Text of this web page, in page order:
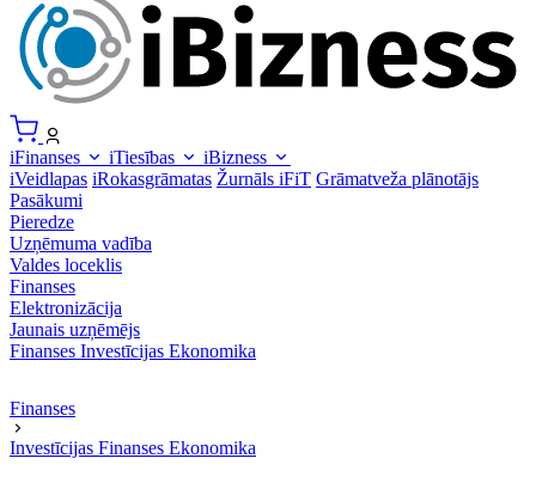
iFinanses iTiesības
iBizness
iVeidlapas iRokasgrāmatas Žurnāls iFiT Grāmatveža plānotājs
Pasākumi
Pieredze
Uzņēmuma vadība
Valdes loceklis
Finanses
Elektronizācija
Jaunais uzņēmējs
Finanses Investīcijas Ekonomika
Finanses
Investīcijas Finanses Ekonomika